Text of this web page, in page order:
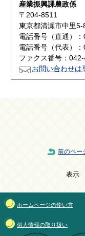
産業振興課農政係
〒204-8511
東京都清瀬市中里
電話番号（直通）
電話番号（代表）
ファクス番号：
お問い合わせは
前のペー
表示
ホームページの使い方
個人情報の取り扱い